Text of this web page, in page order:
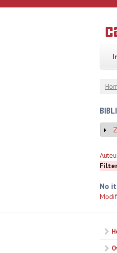
Overslaan en naar de inhoud gaan
van de
U
No